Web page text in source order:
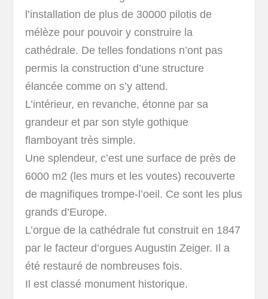
l’installation de plus de 30000 pilotis de
mélèze pour pouvoir y construire la
cathédrale. De telles fondations n’ont pas
permis la construction d’une structure
élancée comme on s’y attend.
L’intérieur, en revanche, étonne par sa
grandeur et par son style gothique
flamboyant très simple.
Une splendeur, c’est une surface de près de
6000 m2 (les murs et les voutes) recouverte
de magnifiques trompe-l’oeil. Ce sont les plus
grands d’Europe.
L’orgue de la cathédrale fut construit en 1847
par le facteur d’orgues Augustin Zeiger. Il a
été restauré de nombreuses fois.
Il est classé monument historique.